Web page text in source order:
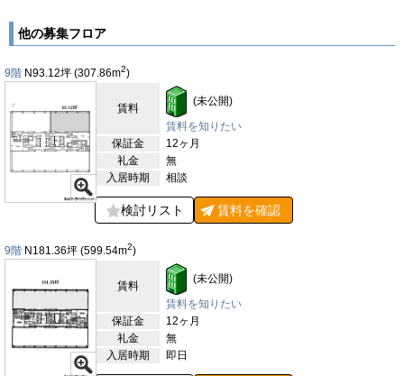
能な駐車場も完備されています。吹き抜けのエントランスホール
には、木材が使われたデザインが施されており、落ち着いた高級
れる心地よい環境を提供しています。セキュリティ面では、機械
警備と有人警備の併用に加え、高層階用にはフラッパーゲートが
設置されており、安心して利用できます。基準階の貸室面積は
353.88坪で、天井高はゆとりある2,600mmです。空調はセント
ラル空調が完備されており、OAフロアや光ファイバーの導入も
済んでいます。各フロアには共用の給湯室と男女別のトイレが設
置されており、快適なオフィス環境が整っています。新幹線を利
用したアクセスの良さに加え、私鉄の乗り入れも進んでおり、ま
すます注目される新横浜エリアのハイグレード物件です。
EPIC TOWER SHIN YOKOHAMAが位置する新横浜エリアは、ビ
ジネスや文化の中心地としての魅力を持っています。周辺には多
くの商業施設、飲食店、宿泊施設が集まり、働く人々や来訪者に
とって非常に便利な環境です。すぐ近くには横浜アリーナがあ
り、コンサートやスポーツイベントなどが開催されるため、ビジ
ネスの合間に楽しめるエンターテインメントの拠点としても利用
されています。また、アリーナの周囲には多彩な飲食店が揃って
おり、ランチや仕事帰りの食事にも困りません。さらに、新横浜
他の募集フロア
9階 N93.12坪 (307.86m2)
賃料
(未公開)
賃料を知りたい
保証金
12ヶ月
礼金
無
入居時期
相談
検討リスト 賃料を確認
9階 N181.36坪 (599.54m2)
賃料
(未公開)
賃料を知りたい
保証金
12ヶ月
礼金
無
入居時期
即日